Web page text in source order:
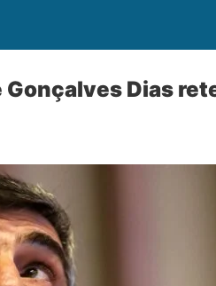
Gonçalves Dias